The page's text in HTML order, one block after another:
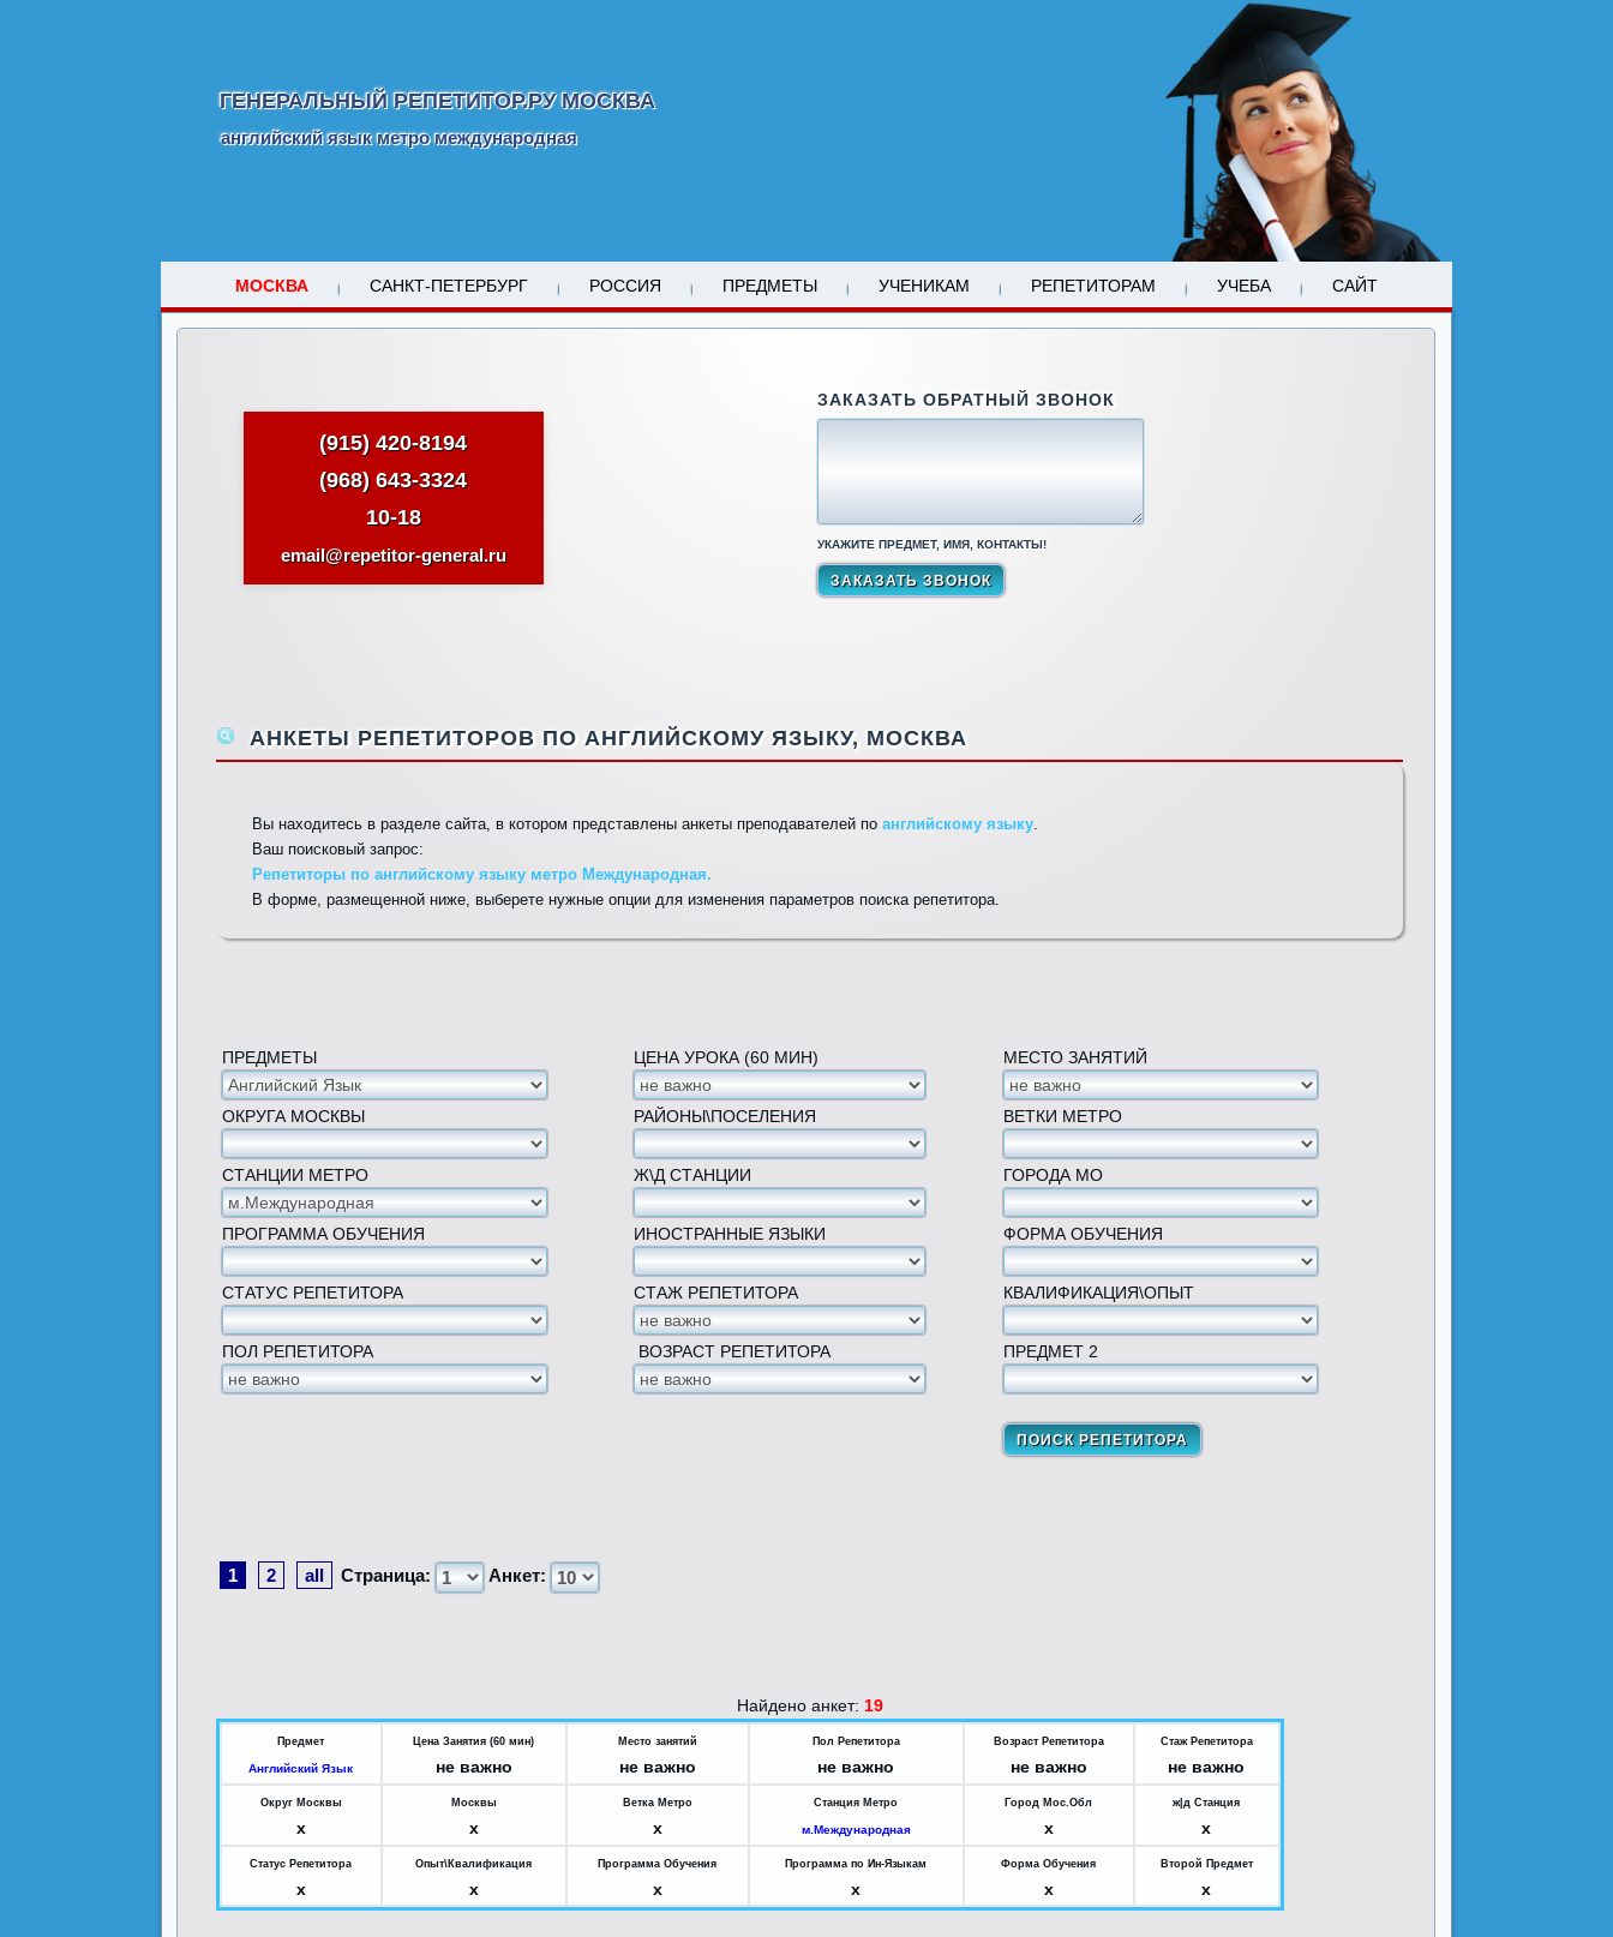
ГЕНЕРАЛЬНЫЙ РЕПЕТИТОР.РУ МОСКВА
английский язык метро международная
МОСКВА САНКТ-ПЕТЕРБУРГ РОССИЯ ПРЕДМЕТЫ УЧЕНИКАМ РЕПЕТИТОРАМ УЧЕБА САЙТ
(915) 420-8194
(968) 643-3324
10-18
email@repetitor-general.ru
ЗАКАЗАТЬ ОБРАТНЫЙ ЗВОНОК
УКАЖИТЕ ПРЕДМЕТ, ИМЯ, КОНТАКТЫ!
АНКЕТЫ РЕПЕТИТОРОВ ПО АНГЛИЙСКОМУ ЯЗЫКУ, МОСКВА
Вы находитесь в разделе сайта, в котором представлены анкеты преподавателей по английскому языку.
Ваш поисковый запрос:
Репетиторы по английскому языку метро Международная.
В форме, размещенной ниже, выберете нужные опции для изменения параметров поиска репетитора.
ПРЕДМЕТЫ ЦЕНА УРОКА (60 МИН) МЕСТО ЗАНЯТИЙ
ОКРУГА МОСКВЫ РАЙОНЫ\ПОСЕЛЕНИЯ ВЕТКИ МЕТРО
СТАНЦИИ МЕТРО Ж\Д СТАНЦИИ ГОРОДА МО
ПРОГРАММА ОБУЧЕНИЯ ИНОСТРАННЫЕ ЯЗЫКИ ФОРМА ОБУЧЕНИЯ
СТАТУС РЕПЕТИТОРА СТАЖ РЕПЕТИТОРА КВАЛИФИКАЦИЯ\ОПЫТ
ПОЛ РЕПЕТИТОРА ВОЗРАСТ РЕПЕТИТОРА ПРЕДМЕТ 2
1 2 all Страница: Анкет:
Найдено анкет: 19
Предмет
Английский Язык
Цена Занятия (60 мин)
не важно
Место занятий
не важно
Пол Репетитора
не важно
Возраст Репетитора
не важно
Стаж Репетитора
не важно
Округ Москвы
x
Москвы
x
Ветка Метро
x
Станция Метро
м.Международная
Город Мос.Обл
x
ж|д Станция
x
Статус Репетитора
x
Опыт\Квалификация
x
Программа Обучения
x
Программа по Ин-Языкам
x
Форма Обучения
x
Второй Предмет
x